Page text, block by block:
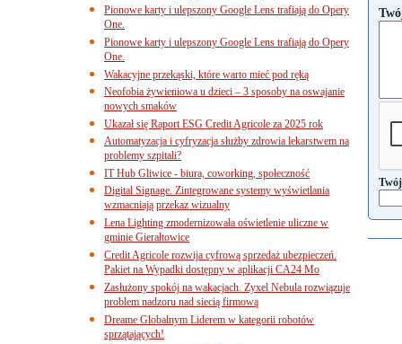
Pionowe karty i ulepszony Google Lens trafiają do Opery
One.
Pionowe karty i ulepszony Google Lens trafiają do Opery
One.
Wakacyjne przekąski, które warto mieć pod ręką
Neofobia żywieniowa u dzieci – 3 sposoby na oswajanie
nowych smaków
Ukazał się Raport ESG Credit Agricole za 2025 rok
Automatyzacja i cyfryzacja służby zdrowia lekarstwem na
problemy szpitali?
IT Hub Gliwice - biura, coworking, społeczność
Digital Signage. Zintegrowane systemy wyświetlania
wzmacniają przekaz wizualny
Lena Lighting zmodernizowała oświetlenie uliczne w
gminie Gierałtowice
Credit Agricole rozwija cyfrową sprzedaż ubezpieczeń.
Pakiet na Wypadki dostępny w aplikacji CA24 Mo
Zasłużony spokój na wakacjach. Zyxel Nebula rozwiązuje
problem nadzoru nad siecią firmową
Dreame Globalnym Liderem w kategorii robotów
sprzątających!